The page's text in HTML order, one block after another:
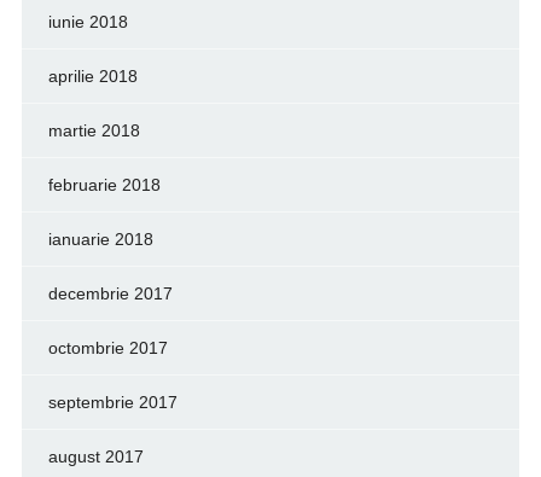
iunie 2018
aprilie 2018
martie 2018
februarie 2018
ianuarie 2018
decembrie 2017
octombrie 2017
septembrie 2017
august 2017